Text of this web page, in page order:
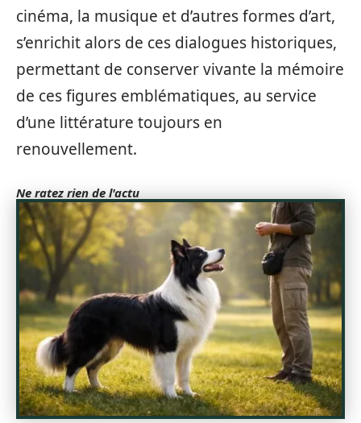
cinéma, la musique et d’autres formes d’art,
s’enrichit alors de ces dialogues historiques,
permettant de conserver vivante la mémoire
de ces figures emblématiques, au service
d’une littérature toujours en
renouvellement.
Ne ratez rien de l'actu